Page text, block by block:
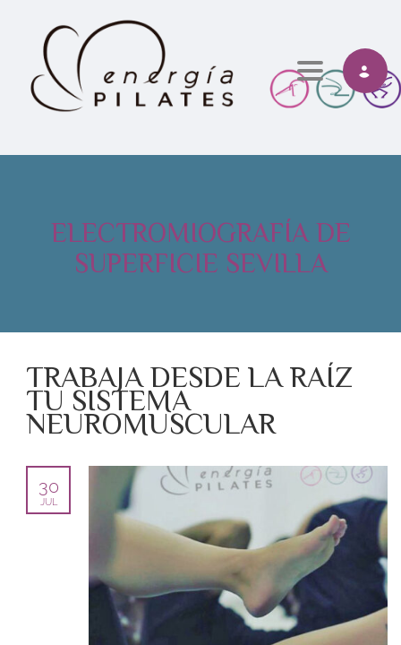
Toggle
ELECTROMIOGRAFÍA DE
SUPERFICIE SEVILLA
TRABAJA DESDE LA RAÍZ
TU SISTEMA
NEUROMUSCULAR
30
JUL